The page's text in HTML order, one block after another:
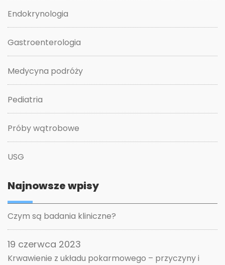
Endokrynologia
Gastroenterologia
Medycyna podróży
Pediatria
Próby wątrobowe
USG
Najnowsze wpisy
Czym są badania kliniczne?
19 czerwca 2023
Krwawienie z układu pokarmowego – przyczyny i